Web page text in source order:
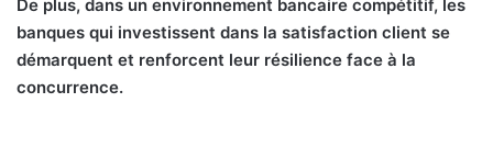
De plus, dans un environnement bancaire compétitif, les
banques qui investissent dans la satisfaction client se
démarquent et renforcent leur résilience face à la
concurrence.